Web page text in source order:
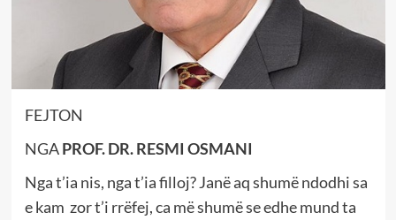
FEJTON
NGAPROF. DR. RESMI OSMANI
Nga t’ia nis, nga t’ia filloj? Janë aq shumë ndodhi sa
e kam zor t’i rrëfej, ca më shumë se edhe mund ta